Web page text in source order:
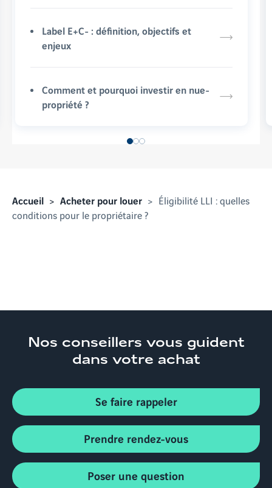
Label E+C- : définition, objectifs et
enjeux
Comment et pourquoi investir en nue-
propriété ?
Accueil Acheter pour louer
Éligibilité LLI : quelles
conditions pour le propriétaire ?
Nos conseillers vous guident
dans votre achat
Se faire rappeler
Prendre rendez-vous
Poser une question